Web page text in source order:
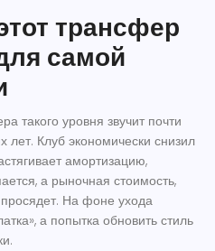
трансфер
самой
такого уровня звучит почти
Клуб экономически снизил
амортизацию,
а рыночная стоимость,
На фоне ухода
а попытка обновить стиль